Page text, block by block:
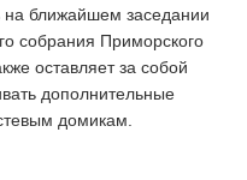
на ближайшем заседании
собрания Приморского
оставляет за собой
дополнительные
домикам.